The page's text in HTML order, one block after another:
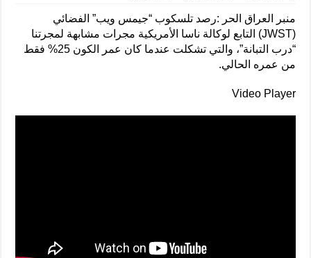
منبر العراق الحر :رصد تلسكوب “جيمس ويب” الفضائي
(JWST) التابع لوكالة ناسا الأمريكية مجرات مشابهة لمجرتنا
“درب التبانة”، والتي تشكلت عندما كان عمر الكون 25% فقط
من عمره الحالي.
Video Player